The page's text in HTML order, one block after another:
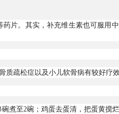
片。其实，补充维生素也可服用
疏松症以及小儿软骨病有较好疗效
煮至2碗；鸡蛋去蛋清，把蛋黄搅